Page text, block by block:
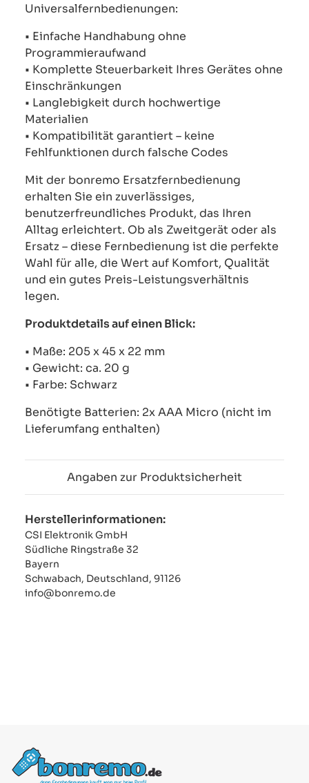
Universalfernbedienungen:
• Einfache Handhabung ohne
Programmieraufwand
• Komplette Steuerbarkeit Ihres Gerätes ohne
Einschränkungen
• Langlebigkeit durch hochwertige
Materialien
• Kompatibilität garantiert – keine
Fehlfunktionen durch falsche Codes
Mit der bonremo Ersatzfernbedienung
erhalten Sie ein zuverlässiges,
benutzerfreundliches Produkt, das Ihren
Alltag erleichtert. Ob als Zweitgerät oder als
Ersatz – diese Fernbedienung ist die perfekte
Wahl für alle, die Wert auf Komfort, Qualität
und ein gutes Preis-Leistungsverhältnis
legen.
Produktdetails auf einen Blick:
• Maße: 205 x 45 x 22 mm
• Gewicht: ca. 20 g
• Farbe: Schwarz
Benötigte Batterien: 2x AAA Micro (nicht im
Lieferumfang enthalten)
Angaben zur Produktsicherheit
Herstellerinformationen:
CSI Elektronik GmbH
Südliche Ringstraße 32
Bayern
Schwabach, Deutschland, 91126
info@bonremo.de